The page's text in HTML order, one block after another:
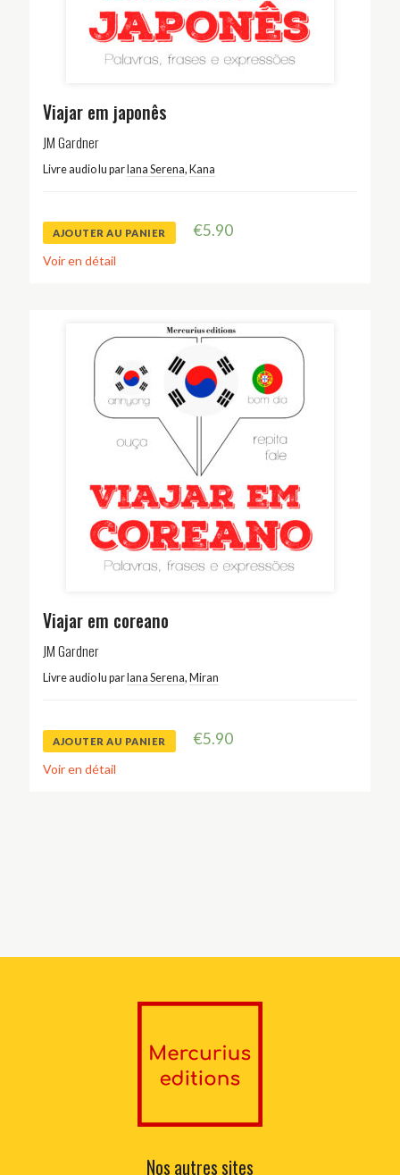
Viajar em japonês
JM Gardner
Livre audio lu par Iana Serena, Kana
AJOUTER AU PANIER €5.90
Voir en détail
Viajar em coreano
JM Gardner
Livre audio lu par Iana Serena, Miran
AJOUTER AU PANIER €5.90
Voir en détail
Nos autres sites